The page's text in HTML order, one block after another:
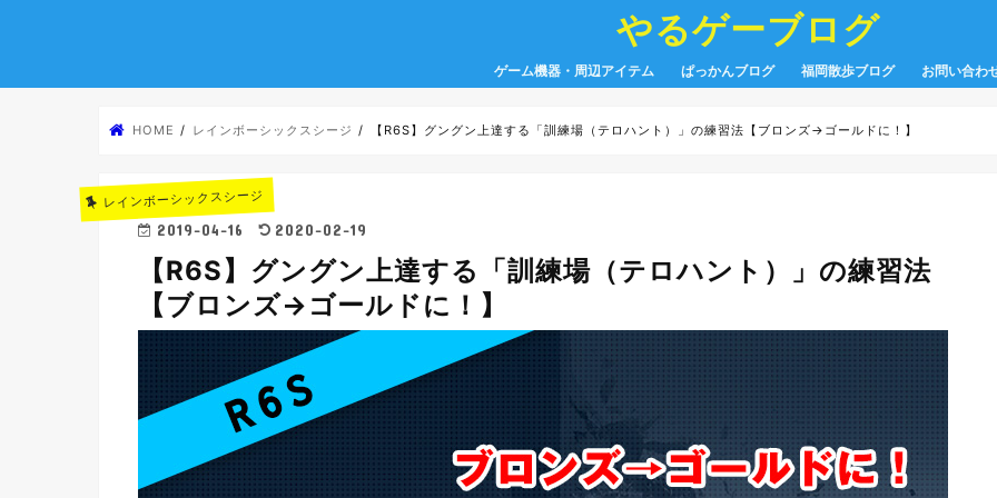
やるゲーブログ
ゲーム機器・周辺アイテム ぱっかんブログ 福岡散歩ブログ お問い合わ
HOME レインボーシックスシージ 【R6S】グングン上達する「訓練場（テロハント）」の練習法【ブロンズ→ゴールドに！】
レインボーシックスシージ
2019-04-16 2020-02-19
【R6S】グングン上達する「訓練場（テロハント）」の練習法
【ブロンズ→ゴールドに！】